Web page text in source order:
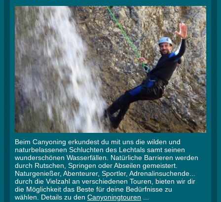
Beim Canyoning erkundest du mit uns die wilden und
naturbelassenen Schluchten des Lechtals samt seinen
wunderschönen Wasserfällen. Natürliche Barrieren werden
durch Rutschen, Springen oder Abseilen gemeistert.
Naturgenießer, Abenteurer, Sportler, Adrenalinsuchende...
durch die Vielzahl an verschiedenen Touren, bieten wir dir
die Möglichkeit das Beste für deine Bedürfnisse zu
wählen. Details zu den Canyoningtouren ...